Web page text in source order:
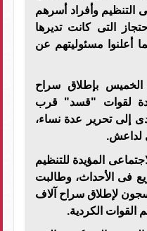
التنظيم وأفراد أسرهم
التى كانت تديرها
أعلنوا مسئوليتهم عن
بإطلاق سراح
لقوات "قسد" قرب
إلى تحرير عدة نساء،
لداعش.
المؤيدة للتنظيم
فى الأحداث، وطالبت
لإطلاق سراح آلاف
القوات الكردية.